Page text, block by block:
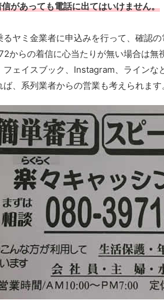
があっても電話に出てはいけません。
ヤミ金業者に申込みを行って、確認
からの着信に心当たりが無い場合は無
フェイスブック、Instagram、ラインな
、系列業者からの営業も考えられます